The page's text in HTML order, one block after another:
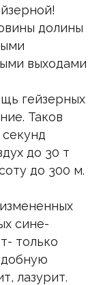
долины
выходами
гейзерных
Таков
до 30 т
до 300 м.
сине-
только
лазурит.